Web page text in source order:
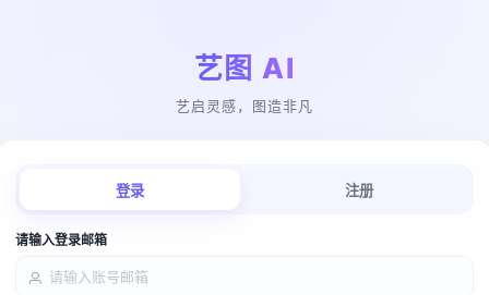
艺图 AI
艺启灵感，图造非凡
登录 注册
请输入登录邮箱